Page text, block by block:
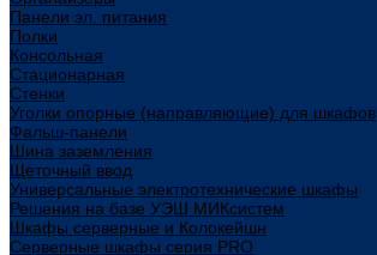
Панели эл. питания
Полки
Консольная
Стационарная
Стенки
Уголки опорные (направляющие) для шкафов
Фальш-панели
Шина заземления
Щеточный ввод
Универсальные электротехнические шкафы
Решения на базе УЭШ МИКсистем
Шкафы серверные и Колокейшн
Серверные шкафы серия PRO